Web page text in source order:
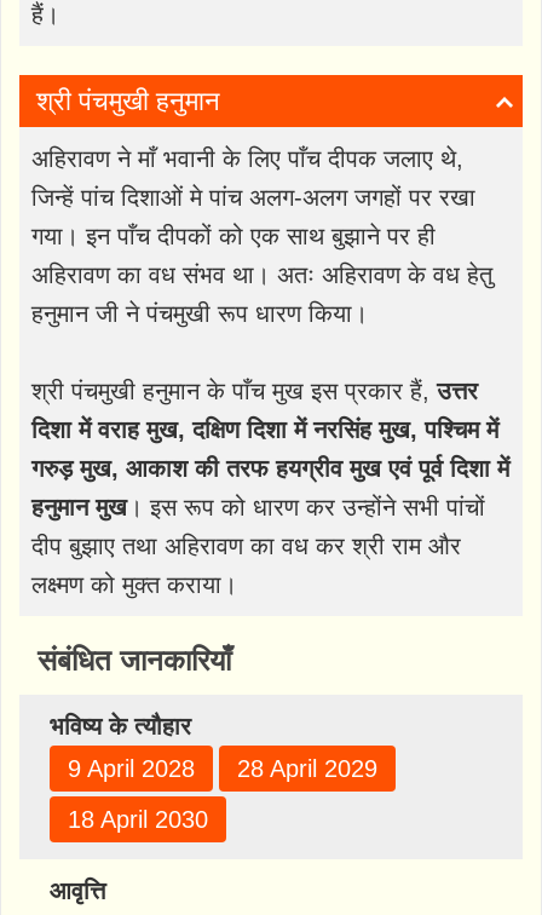
हैं।
श्री पंचमुखी हनुमान
अहिरावण ने माँ भवानी के लिए पाँच दीपक जलाए थे,
जिन्हें पांच दिशाओं मे पांच अलग-अलग जगहों पर रखा
गया। इन पाँच दीपकों को एक साथ बुझाने पर ही
अहिरावण का वध संभव था। अतः अहिरावण के वध हेतु
हनुमान जी ने पंचमुखी रूप धारण किया।
श्री पंचमुखी हनुमान के पाँच मुख इस प्रकार हैं,उत्तर
दिशा में वराह मुख, दक्षिण दिशा में नरसिंह मुख, पश्चिम में
गरुड़ मुख, आकाश की तरफ हयग्रीव मुख एवं पूर्व दिशा में
हनुमान मुख। इस रूप को धारण कर उन्होंने सभी पांचों
दीप बुझाए तथा अहिरावण का वध कर श्री राम और
लक्ष्मण को मुक्त कराया।
संबंधित जानकारियाँ
भविष्य के त्यौहार
9 April 2028
28 April 2029
18 April 2030
आवृत्ति